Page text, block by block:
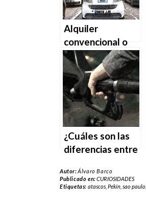
Alquiler
convencional o
“carsharing”, ¿qué
es más rentable?
¿Cuáles son las
diferencias entre
Autor:Álvaro Barco
Publicado en:CURIOSIDADES
Etiquetas: atascos, Pekín, sao paulo,